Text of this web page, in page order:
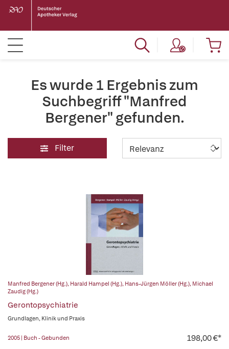
Es wurde 1 Ergebnis zum
Suchbegriff "Manfred
Bergener" gefunden.
Filter
Manfred Bergener (Hg.), Harald Hampel (Hg.), Hans-Jürgen Möller (Hg.), Michael
Zaudig (Hg.)
Gerontopsychiatrie
Grundlagen, Klinik und Praxis
2005 | Buch - Gebunden 198,00 €*